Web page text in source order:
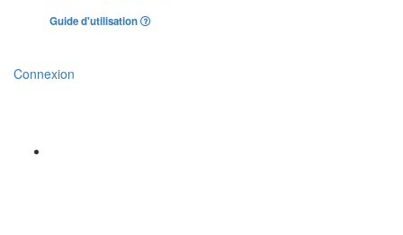
Guide d'utilisation
Connexion